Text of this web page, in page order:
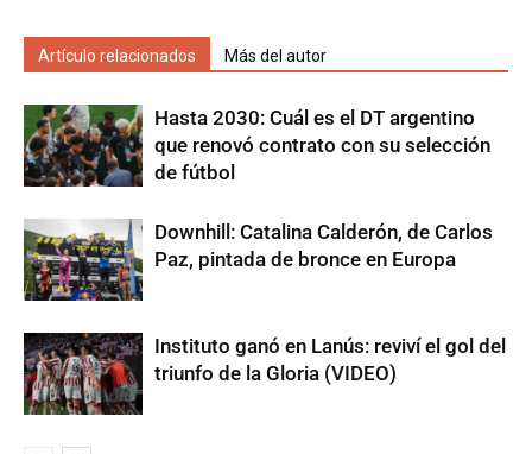
Artículo relacionados Más del autor
Hasta 2030: Cuál es el DT argentino
que renovó contrato con su selección
de fútbol
Downhill: Catalina Calderón, de Carlos
Paz, pintada de bronce en Europa
Instituto ganó en Lanús: reviví el gol del
triunfo de la Gloria (VIDEO)